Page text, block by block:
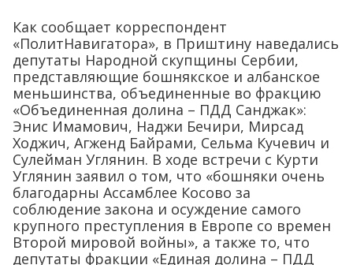
Как сообщает корреспондент
«ПолитНавигатора», в Приштину наведались
депутаты Народной скупщины Сербии,
представляющие бошнякское и албанское
меньшинства, объединенные во фракцию
«Объединенная долина – ПДД Санджак»:
Энис Имамович, Наджи Бечири, Мирсад
Ходжич, Агженд Байрами, Сельма Кучевич и
Сулейман Углянин. В ходе встречи с Курти
Углянин заявил о том, что «бошняки очень
благодарны Ассамблее Косово за
соблюдение закона и осуждение самого
крупного преступления в Европе со времен
Второй мировой войны», а также то, что
депутаты фракции «Единая долина – ПДД